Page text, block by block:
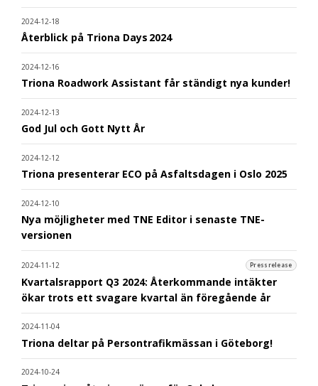
2024-12-18
Återblick på Triona Days 2024
2024-12-16
Triona Roadwork Assistant får ständigt nya kunder!
2024-12-13
God Jul och Gott Nytt År
2024-12-12
Triona presenterar ECO på Asfaltsdagen i Oslo 2025
2024-12-10
Nya möjligheter med TNE Editor i senaste TNE-
versionen
2024-11-12 Pressrelease
Kvartalsrapport Q3 2024: Återkommande intäkter
ökar trots ett svagare kvartal än föregående år
2024-11-04
Triona deltar på Persontrafikmässan i Göteborg!
2024-10-24